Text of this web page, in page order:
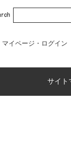
マイページ・ログイン
サイト